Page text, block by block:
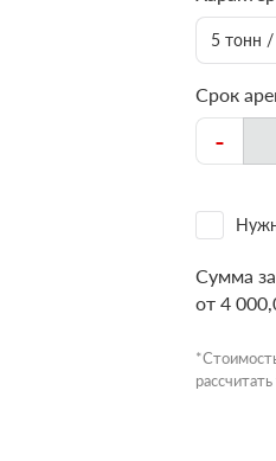
5 тонн
Срок
-
Сумма
от 4